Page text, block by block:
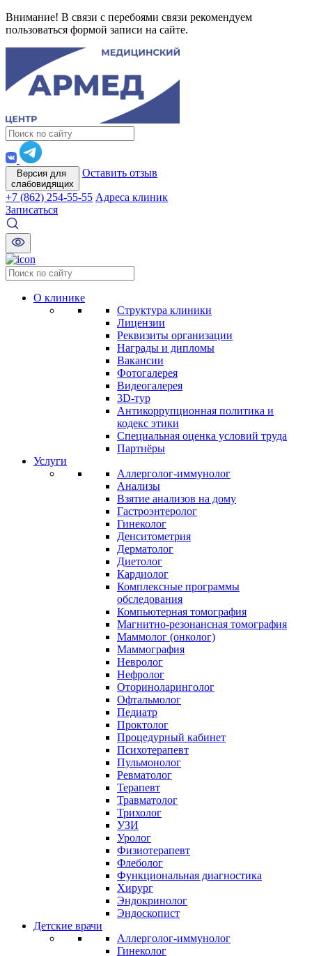
Внимание! В связи с перебоями связи рекомендуем
пользоваться формой записи на сайте.
Версия для
слабовидящих
Оставить отзыв
+7 (862) 254-55-55 Адреса клиник
Записаться
О клинике
Структура клиники
Лицензии
Реквизиты организации
Награды и дипломы
Вакансии
Фотогалерея
Видеогалерея
3D-тур
Антикоррупционная политика и
кодекс этики
Специальная оценка условий труда
Партнёры
Услуги
Аллерголог-иммунолог
Анализы
Взятие анализов на дому
Гастроэнтеролог
Гинеколог
Денситометрия
Дерматолог
Диетолог
Кардиолог
Комплексные программы
обследования
Компьютерная томография
Магнитно-резонансная томография
Маммолог (онколог)
Маммография
Невролог
Нефролог
Оториноларинголог
Офтальмолог
Педиатр
Проктолог
Процедурный кабинет
Психотерапевт
Пульмонолог
Ревматолог
Терапевт
Травматолог
Трихолог
УЗИ
Уролог
Физиотерапевт
Флеболог
Функциональная диагностика
Хирург
Эндокринолог
Эндоскопист
Детские врачи
Аллерголог-иммунолог
Гинеколог